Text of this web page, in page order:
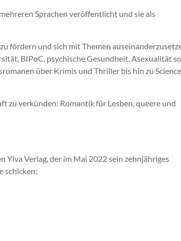
Sprachen veröffentlicht und sie als
fördern und sich mit Themen
BIPoC, psychische Gesundheit, Asexualität
über Krimis und Thriller bis hin zu
zu verkünden: Romantik für Lesben, queere und
Verlag, der im Mai 2022 sein zehnjähriges
schicken: